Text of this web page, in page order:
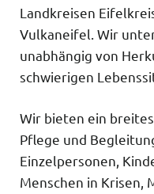
Landkreisen
Vulkaneifel. Wir
unabhängig von
schwierigen
Wir bieten ein
Pflege und
Einzelpersonen,
Menschen in Krisen,